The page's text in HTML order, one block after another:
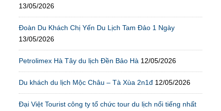
13/05/2026
Đoàn Du Khách Chị Yến Du Lịch Tam Đảo 1 Ngày
13/05/2026
Petrolimex Hà Tây du lịch Đền Bảo Hà 12/05/2026
Du khách du lịch Mộc Châu – Tà Xùa 2n1đ 12/05/2026
Đại Việt Tourist công ty tổ chức tour du lịch nổi tiếng nhất